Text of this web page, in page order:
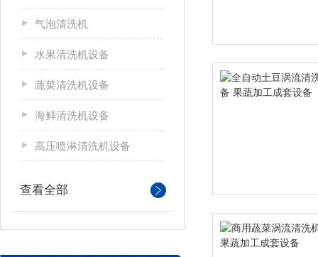
气泡清洗机
水果清洗机设备
蔬菜清洗机设备
海鲜清洗机设备
高压喷淋清洗机设备
查看全部